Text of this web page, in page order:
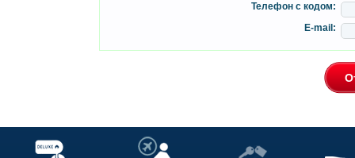
Телефон с кодом:
E-mail: